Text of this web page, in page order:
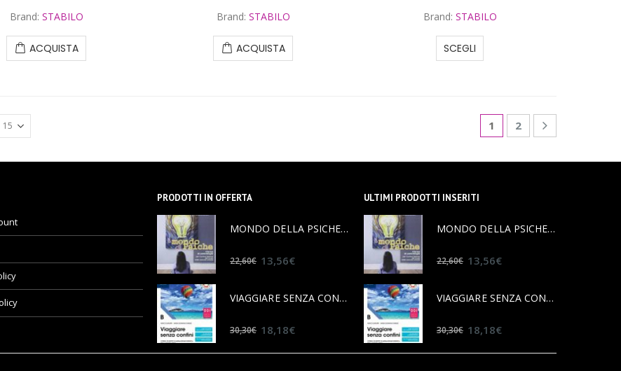
Brand: STABILO
ACQUISTA
Brand: STABILO
ACQUISTA
Brand: STABILO
SCEGLI
1 2
PRODOTTI IN OFFERTA
MONDO DELLA PSICHE 9788839522092
22,60€ 13,56€
VIAGGIARE SENZA CONFINI B 9788823370456
30,30€ 18,18€
ULTIMI PRODOTTI INSERITI
MONDO DELLA PSICHE 9788839522092
22,60€ 13,56€
VIAGGIARE SENZA CONFINI B 9788823370456
30,30€ 18,18€